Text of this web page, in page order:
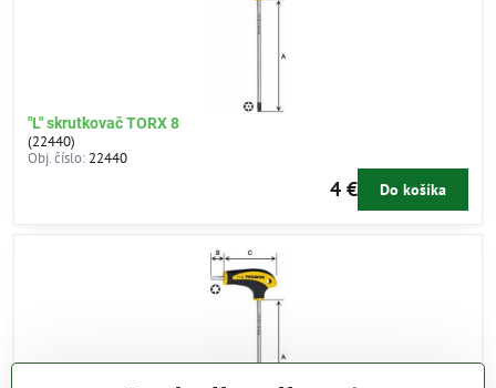
"L" skrutkovač TORX 8
(22440)
Obj. číslo: 22440
4 € Do košíka